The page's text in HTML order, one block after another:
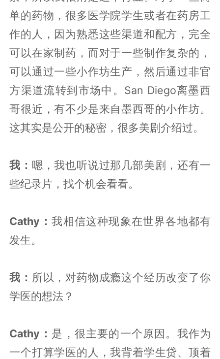
单的药物，很多医学院学生或者在药房工
作的人，因为熟悉这些渠道和配方，完全
可以在家制药，而对于一些制作复杂的，
可以通过一些小作坊生产，然后通过非官
方渠道流转到市场中。San Diego离墨西
哥很近，有不少是来自墨西哥的小作坊。
这其实是公开的秘密，很多美剧介绍过。
我： 嗯，我也听说过那几部美剧，还有一
些纪录片，找个机会看看。
Cathy：我相信这种现象在世界各地都有
发生。
我： 所以，对药物成瘾这个经历改变了你
学医的想法？
Cathy： 是，很主要的一个原因。我作为
一个打算学医的人，我背着学生贷、顶着